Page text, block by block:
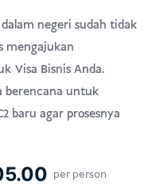
negeri sudah tidak
mengajukan
Visa Bisnis Anda.
berencana untuk
baru agar prosesnya
Harga
per person